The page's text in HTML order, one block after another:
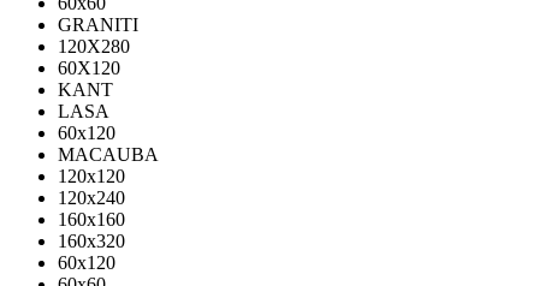
GRANITI
120X280
60X120
KANT
LASA
60x120
MACAUBA
120x120
120x240
160x160
160x320
60x120